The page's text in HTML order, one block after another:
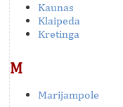
Kaunas
Klaipeda
Kretinga
M
Marijampole